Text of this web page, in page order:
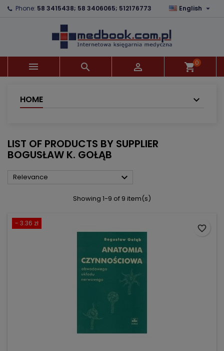
Phone: 58 3415438; 58 3406065; 512176773 English 
   shopping_cart0
HOME
LIST OF PRODUCTS BY SUPPLIER
BOGUSŁAW K. GOŁĄB
Relevance 
Showing 1-9 of 9 item(s)
- 3.36 zł
favorite_border
×
×
((confirmMessage))
((cancelText)) ((modalDeleteText))
×
Wishlist name
Create wishlist
×
You need to be logged in to save products in your
wishlist.